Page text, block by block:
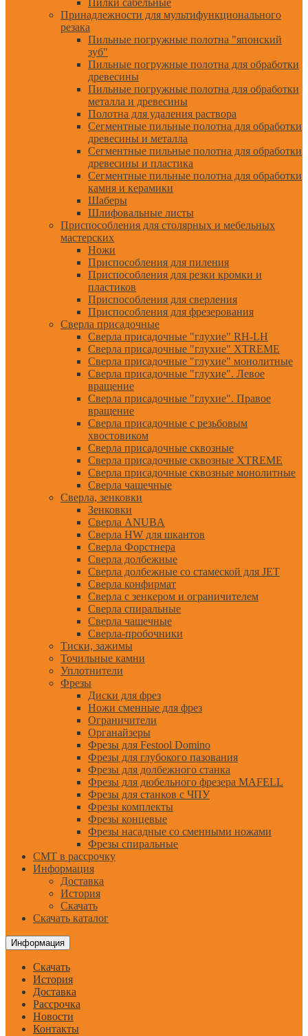
Пилки сабельные
Принадлежности для мультифункционального
резака
Пильные погружные полотна "японский
зуб"
Пильные погружные полотна для обработки
древесины
Пильные погружные полотна для обработки
металла и древесины
Полотна для удаления раствора
Сегментные пильные полотна для обработки
древесины и металла
Сегментные пильные полотна для обработки
древесины и пластика
Сегментные пильные полотна для обработки
камня и керамики
Шаберы
Шлифовальные листы
Приспособления для столярных и мебельных
мастерских
Ножи
Приспособления для пиления
Приспособления для резки кромки и
пластиков
Приспособления для сверления
Приспособления для фрезерования
Сверла присадочные
Сверла присадочные "глухие" RH-LH
Сверла присадочные "глухие" XTREME
Сверла присадочные "глухие" монолитные
Сверла присадочные "глухие". Левое
вращение
Сверла присадочные "глухие". Правое
вращение
Сверла присадочные с резьбовым
хвостовиком
Сверла присадочные сквозные
Сверла присадочные сквозные XTREME
Сверла присадочные сквозные монолитные
Сверла чашечные
Сверла, зенковки
Зенковки
Сверла ANUBA
Сверла HW для шкантов
Сверла Форстнера
Сверла долбежные
Сверла долбежные со стамеской для JET
Сверла конфирмат
Сверла с зенкером и ограничителем
Сверла спиральные
Сверла чашечные
Сверла-пробочники
Тиски, зажимы
Точильные камни
Уплотнители
Фрезы
Диски для фрез
Ножи сменные для фрез
Ограничители
Органайзеры
Фрезы для Festool Domino
Фрезы для глубокого пазования
Фрезы для долбежного станка
Фрезы для дюбельного фрезера MAFELL
Фрезы для станков с ЧПУ
Фрезы комплекты
Фрезы концевые
Фрезы насадные со сменными ножами
Фрезы спиральные
CMT в рассрочку
Информация
Доставка
История
Скачать
Скачать каталог
Информация
Скачать
История
Доставка
Рассрочка
Новости
Контакты